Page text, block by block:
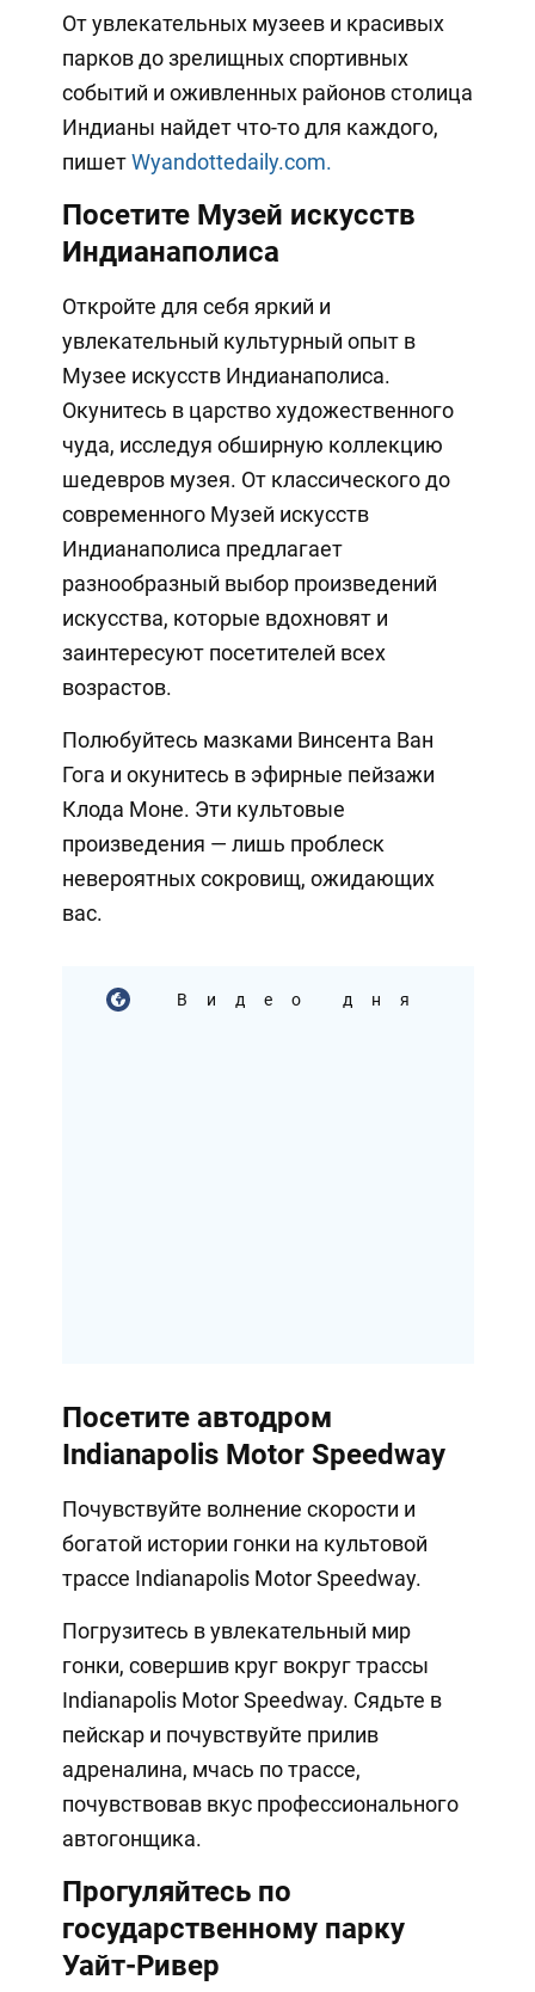
От увлекательных музеев и красивых
парков до зрелищных спортивных
событий и оживленных районов столица
Индианы найдет что-то для каждого,
пишетWyandottedaily.com.
Посетите Музей искусств
Индианаполиса
Откройте для себя яркий и
увлекательный культурный опыт в
Музее искусств Индианаполиса.
Окунитесь в царство художественного
чуда, исследуя обширную коллекцию
шедевров музея. От классического до
современного Музей искусств
Индианаполиса предлагает
разнообразный выбор произведений
искусства, которые вдохновят и
заинтересуют посетителей всех
возрастов.
Полюбуйтесь мазками Винсента Ван
Гога и окунитесь в эфирные пейзажи
Клода Моне. Эти культовые
произведения — лишь проблеск
невероятных сокровищ, ожидающих
вас.
Видео дня
Посетите автодром
Indianapolis Motor Speedway
Почувствуйте волнение скорости и
богатой истории гонки на культовой
трассе Indianapolis Motor Speedway.
Погрузитесь в увлекательный мир
гонки, совершив круг вокруг трассы
Indianapolis Motor Speedway. Сядьте в
пейскар и почувствуйте прилив
адреналина, мчась по трассе,
почувствовав вкус профессионального
автогонщика.
Прогуляйтесь по
государственному парку
Уайт-Ривер